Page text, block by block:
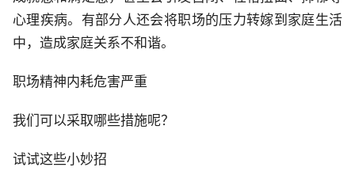
心理疾病。有部分人还会将职场的压力转嫁到家庭生活
中，造成家庭关系不和谐。
职场精神内耗危害严重
我们可以采取哪些措施呢？
试试这些小妙招